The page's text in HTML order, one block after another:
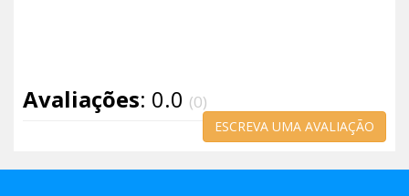
Avaliações: 0.0 (0)
ESCREVA UMA AVALIAÇÃO